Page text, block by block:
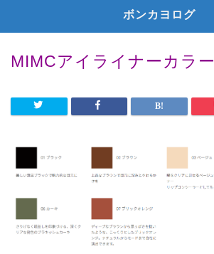
ボンカヨログ
MIMCアイライナーカラー